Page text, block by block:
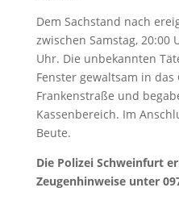
Dem Sachstand nach
zwischen Samstag, 20:00
Uhr. Die unbekannten
Fenster gewaltsam in
Frankenstraße und
Kassenbereich. Im
Beute.
Die Polizei Schweinfurt
Zeugenhinweise unter